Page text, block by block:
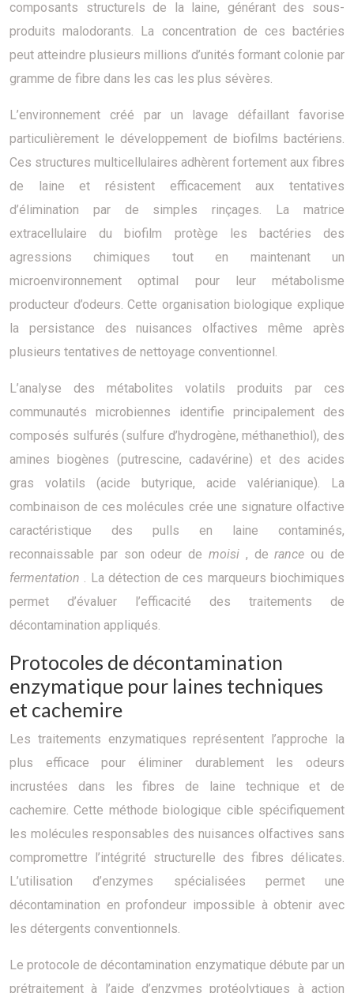
composants structurels de la laine, générant des sous-
produits malodorants. La concentration de ces bactéries
peut atteindre plusieurs millions d’unités formant colonie par
gramme de fibre dans les cas les plus sévères.
L’environnement créé par un lavage défaillant favorise
particulièrement le développement de biofilms bactériens.
Ces structures multicellulaires adhèrent fortement aux fibres
de laine et résistent efficacement aux tentatives
d’élimination par de simples rinçages. La matrice
extracellulaire du biofilm protège les bactéries des
agressions chimiques tout en maintenant un
microenvironnement optimal pour leur métabolisme
producteur d’odeurs. Cette organisation biologique explique
la persistance des nuisances olfactives même après
plusieurs tentatives de nettoyage conventionnel.
L’analyse des métabolites volatils produits par ces
communautés microbiennes identifie principalement des
composés sulfurés (sulfure d’hydrogène, méthanethiol), des
amines biogènes (putrescine, cadavérine) et des acides
gras volatils (acide butyrique, acide valérianique). La
combinaison de ces molécules crée une signature olfactive
caractéristique des pulls en laine contaminés,
reconnaissable par son odeur de moisi , deranceou de
fermentation . La détection de ces marqueurs biochimiques
permet d’évaluer l’efficacité des traitements de
décontamination appliqués.
Protocoles de décontamination
enzymatique pour laines techniques
et cachemire
Les traitements enzymatiques représentent l’approche la
plus efficace pour éliminer durablement les odeurs
incrustées dans les fibres de laine technique et de
cachemire. Cette méthode biologique cible spécifiquement
les molécules responsables des nuisances olfactives sans
compromettre l’intégrité structurelle des fibres délicates.
L’utilisation d’enzymes spécialisées permet une
décontamination en profondeur impossible à obtenir avec
les détergents conventionnels.
Le protocole de décontamination enzymatique débute par un
prétraitement à l’aide d’enzymes protéolytiques à action